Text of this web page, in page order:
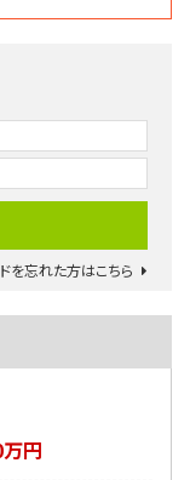
を忘れた方はこちら
円